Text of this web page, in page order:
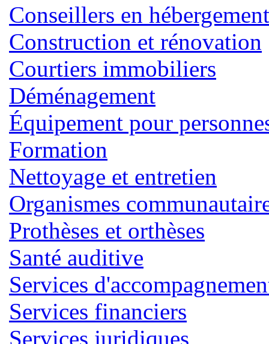
Conseillers en hébergement
Construction et rénovation
Courtiers immobiliers
Déménagement
Équipement pour
Formation
Nettoyage et entretien
Organismes
Prothèses et orthèses
Santé auditive
Services
Services financiers
Services juridiques